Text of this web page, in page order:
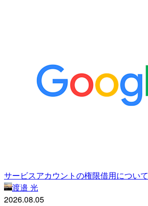
サービスアカウントの権限借用について
渡邉 光
2026.08.05